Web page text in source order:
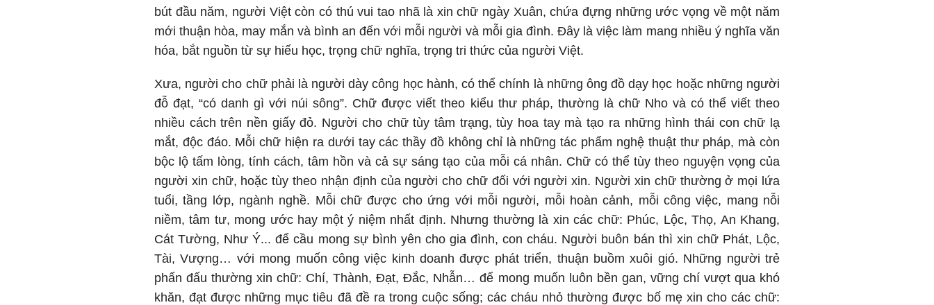
bút đầu năm, người Việt còn có thú vui tao nhã là xin chữ ngày Xuân, chứa đựng những ước vọng về một năm
mới thuận hòa, may mắn và bình an đến với mỗi người và mỗi gia đình. Đây là việc làm mang nhiều ý nghĩa văn
hóa, bắt nguồn từ sự hiếu học, trọng chữ nghĩa, trọng tri thức của người Việt.
Xưa, người cho chữ phải là người dày công học hành, có thể chính là những ông đồ dạy học hoặc những người
đỗ đạt, “có danh gì với núi sông”. Chữ được viết theo kiểu thư pháp, thường là chữ Nho và có thể viết theo
nhiều cách trên nền giấy đỏ. Người cho chữ tùy tâm trạng, tùy hoa tay mà tạo ra những hình thái con chữ lạ
mắt, độc đáo. Mỗi chữ hiện ra dưới tay các thầy đồ không chỉ là những tác phẩm nghệ thuật thư pháp, mà còn
bộc lộ tấm lòng, tính cách, tâm hồn và cả sự sáng tạo của mỗi cá nhân. Chữ có thể tùy theo nguyện vọng của
người xin chữ, hoặc tùy theo nhận định của người cho chữ đối với người xin. Người xin chữ thường ở mọi lứa
tuổi, tầng lớp, ngành nghề. Mỗi chữ được cho ứng với mỗi người, mỗi hoàn cảnh, mỗi công việc, mang nỗi
niềm, tâm tư, mong ước hay một ý niệm nhất định. Nhưng thường là xin các chữ: Phúc, Lộc, Thọ, An Khang,
Cát Tường, Như Ý... để cầu mong sự bình yên cho gia đình, con cháu. Người buôn bán thì xin chữ Phát, Lộc,
Tài, Vượng… với mong muốn công việc kinh doanh được phát triển, thuận buồm xuôi gió. Những người trẻ
phấn đấu thường xin chữ: Chí, Thành, Đạt, Đắc, Nhẫn… để mong muốn luôn bền gan, vững chí vượt qua khó
khăn, đạt được những mục tiêu đã đề ra trong cuộc sống; các cháu nhỏ thường được bố mẹ xin cho các chữ: